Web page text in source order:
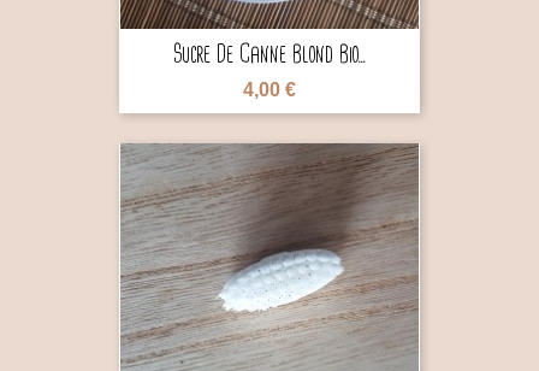
Sucre De Canne Blond Bio...
4,00 €
